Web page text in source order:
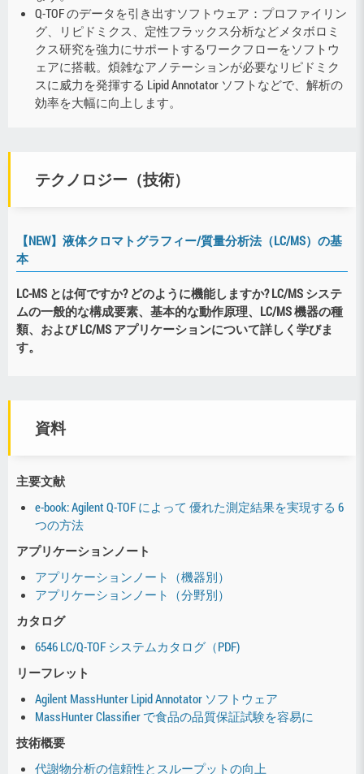
Q-TOF のデータを引き出すソフトウェア：プロファイリン
グ、リピドミクス、定性フラックス分析などメタボロミ
クス研究を強力にサポートするワークフローをソフトウ
ェアに搭載。煩雑なアノテーションが必要なリピドミク
スに威力を発揮する Lipid Annotator ソフトなどで、解析の
効率を大幅に向上します。
テクノロジー（技術）
【NEW】液体クロマトグラフィー/質量分析法（LC/MS）の基
本
LC-MS とは何ですか? どのように機能しますか? LC/MS システ
ムの一般的な構成要素、基本的な動作原理、LC/MS 機器の種
類、および LC/MS アプリケーションについて詳しく学びま
す。
資料
主要文献
e-book: Agilent Q-TOF によって 優れた測定結果を実現する 6
つの方法
アプリケーションノート
アプリケーションノート（機器別）
アプリケーションノート（分野別）
カタログ
6546 LC/Q-TOF システムカタログ（PDF)
リーフレット
Agilent MassHunter Lipid Annotator ソフトウェア
MassHunter Classifier で食品の品質保証試験を容易に
技術概要
代謝物分析の信頼性とスループットの向上